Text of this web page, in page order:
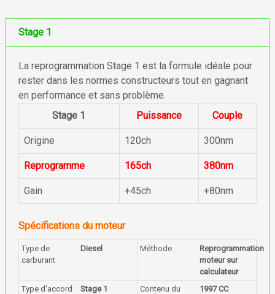
Stage 1
La reprogrammation Stage 1 est la formule idéale pour
rester dans les normes constructeurs tout en gagnant
en performance et sans problème.
Stage 1
Puissance Couple
Origine 120ch 300nm
Reprogramme 165ch 380nm
Gain +45ch +80nm
Spécifications du moteur
Type de
carburant
Diesel Méthode
Reprogrammation
moteur sur
calculateur
Type d'accord
Stage 1
Contenu du
1997 CC